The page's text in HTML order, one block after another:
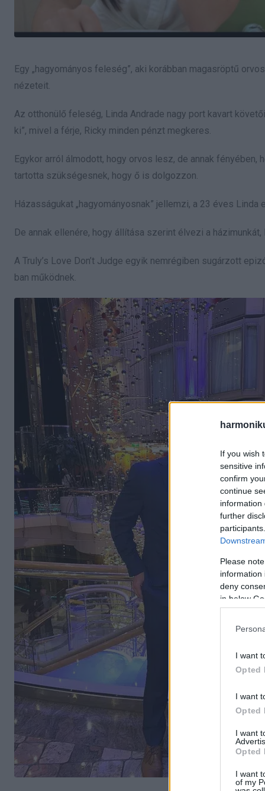
If you wish
sensitive
confirm
continue
information
further
Please
information
deny
in below
I want
Opted
I want
Opted
I want
Opted
I want
of my
Egy „hagyományos feleség”, aki korábban magasröptű
nézeteit.
Az otthonülő feleség, Linda Andrade nagy port kavart
ki”, mivel a férje, Ricky minden pénzt megkeres.
Egykor arról álmodott, hogy orvos lesz, de annak
tartotta szükségesnek, hogy ő is dolgozzon.
Házasságukat „hagyományosnak” jellemzi, a 23 éves
De annak ellenére, hogy állítása szerint élvezi a
A Truly’s Love Don’t Judge egyik nemrégiben sugárzott
ban működnek.